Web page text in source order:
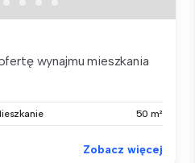
wynajmu mieszkania
50 m²
Zobacz więcej